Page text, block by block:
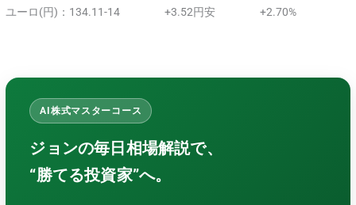
ユーロ(円)：134.11-14 +3.52円安 +2.70%
AI株式マスターコース
ジョンの毎日相場解説で、
“勝てる投資家”へ。